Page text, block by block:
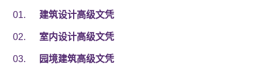
01. 建筑设计高级文凭
02. 室内设计高级文凭
03. 园境建筑高级文凭